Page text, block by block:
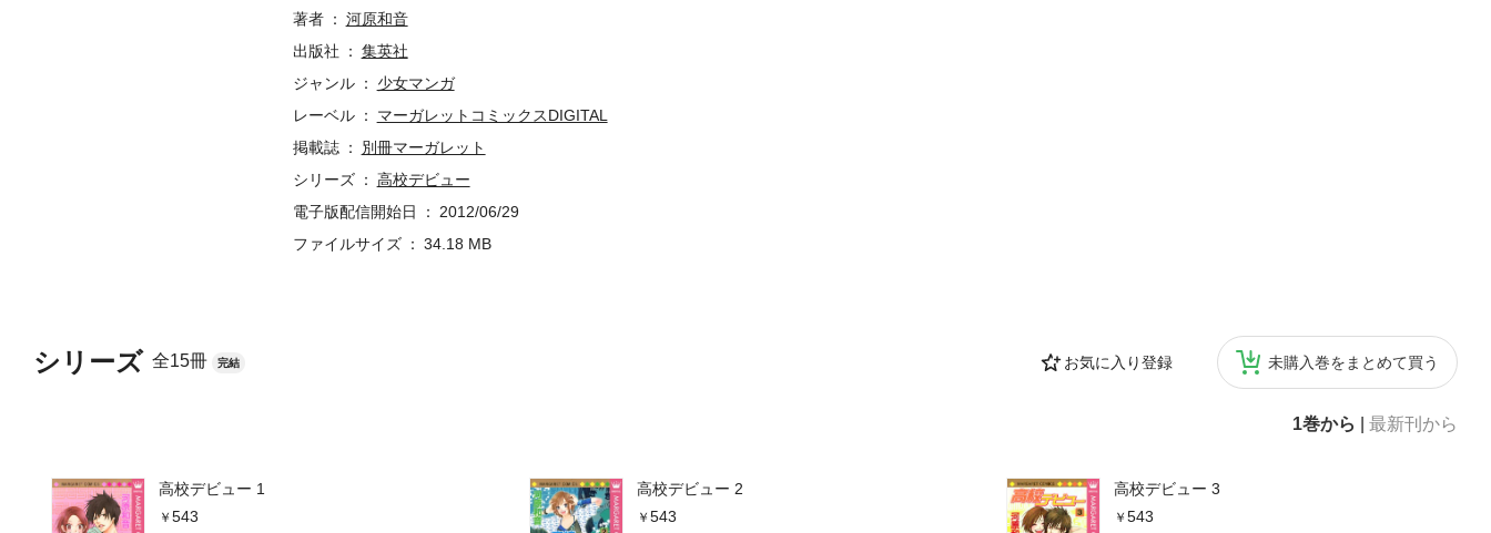
シリーズ 全15冊 完結 お気に入り登録 未購入巻をまとめて買う
1巻から 最新刊から
高校デビュー 1
543
高校デビュー 2
543
高校デビュー 3
543
著者
河原和音
出版社
集英社
ジャンル
少女マンガ
レーベル
マーガレットコミックスDIGITAL
掲載誌
別冊マーガレット
シリーズ
高校デビュー
電子版配信開始日
2012/06/29
ファイルサイズ
34.18 MB